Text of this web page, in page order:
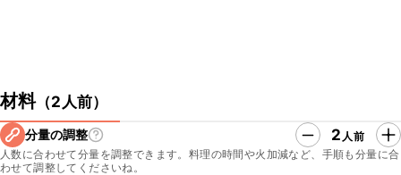
材料（2人前）
分量の調整 2 人前
人数に合わせて分量を調整できます。料理の時間や火加減など、手順も分量に合
わせて調整してくださいね。